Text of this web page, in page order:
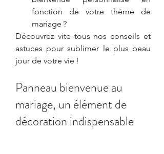
fonction de votre thème de
mariage ?
Découvrez vite tous nos conseils et
astuces pour sublimer le plus beau
jour de votre vie !
Panneau bienvenue au
mariage, un élément de
décoration indispensable